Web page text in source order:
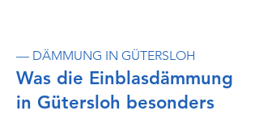
— DÄMMUNG IN GÜTERSLOH
Was die Einblasdämmung
in Gütersloh besonders